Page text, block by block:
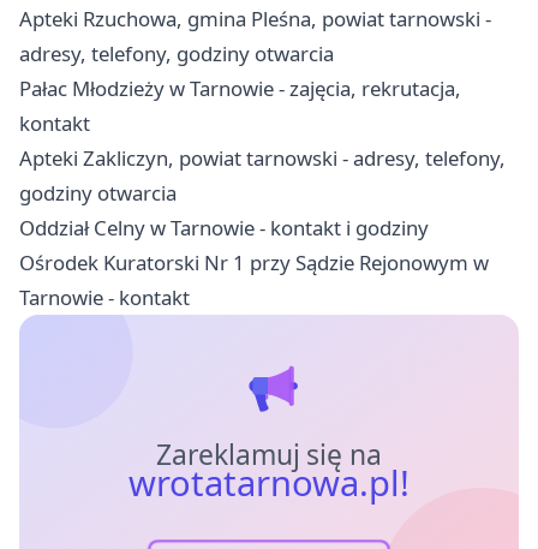
Apteki Rzuchowa, gmina Pleśna, powiat tarnowski -
adresy, telefony, godziny otwarcia
Pałac Młodzieży w Tarnowie - zajęcia, rekrutacja,
kontakt
Apteki Zakliczyn, powiat tarnowski - adresy, telefony,
godziny otwarcia
Oddział Celny w Tarnowie - kontakt i godziny
Ośrodek Kuratorski Nr 1 przy Sądzie Rejonowym w
Tarnowie - kontakt
Zareklamuj się na
wrotatarnowa.pl!